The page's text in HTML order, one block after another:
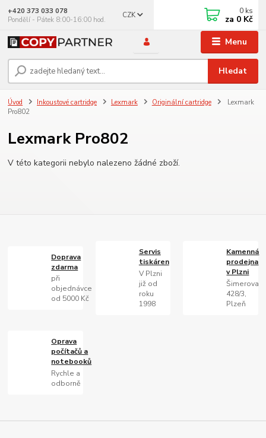
Menu
CZK
Hledat
+420 373 033 078
Pondělí - Pátek 8:00-16:00 hod.
0 ks
za 0 Kč
Úvod Inkoustové cartridge Lexmark Originální cartridge
Lexmark
Pro802
Lexmark Pro802
V této kategorii nebylo nalezeno žádné zboží.
Doprava
zdarma
při
objednávce
od 5000 Kč
Servis
tiskáren
V Plzni
již od
roku
1998
Kamenná
prodejna
v Plzni
Šimerova
428/3,
Plzeň
Oprava
počítačů a
notebooků
Rychle a
odborně